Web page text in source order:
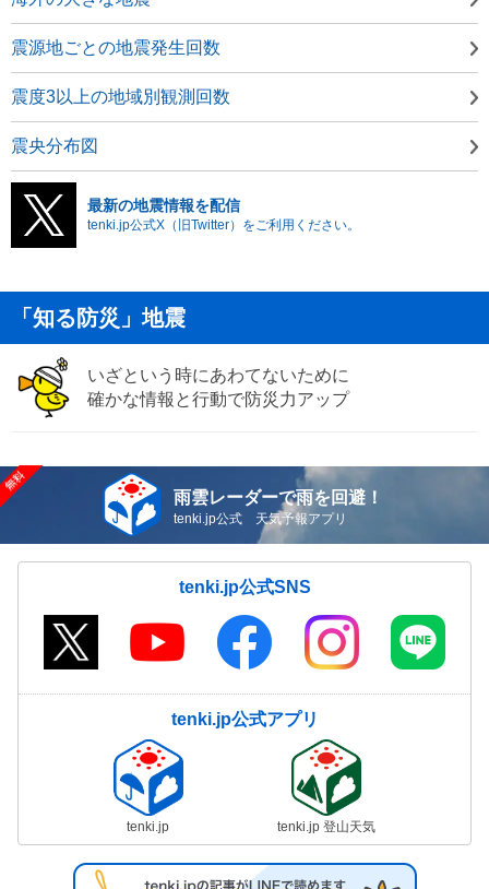
震源地ごとの地震発生回数
震度3以上の地域別観測回数
震央分布図
最新の地震情報を配信
tenki.jp公式X（旧Twitter）をご利用ください。
「知る防災」地震
いざという時にあわてないために
確かな情報と行動で防災力アップ
雨雲レーダーで雨を回避！
tenki.jp公式 天気予報アプリ
tenki.jp公式SNS
tenki.jp公式アプリ
tenki.jp tenki.jp 登山天気